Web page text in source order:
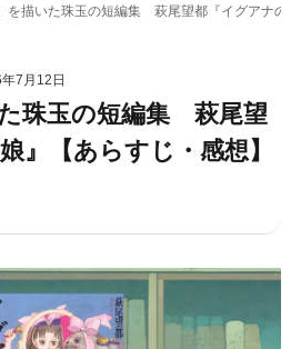
を描いた珠玉の短編集 萩尾望都『イグアナの
7月12日
た珠玉の短編集 萩尾望
』【あらすじ・感想】